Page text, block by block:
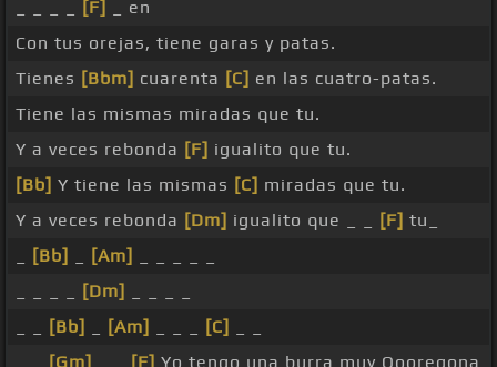
[F]
_ en
Con tus orejas, tiene garas y patas.
Tienes [Bbm] cuarenta [C] en las cuatro-patas.
Tiene las mismas miradas que tu.
Y a veces rebonda [F] igualito que tu.
[Bb] Y tiene las mismas [C] miradas que tu.
Y a veces rebonda [Dm] igualito que _ _ [F] tu_
[Bb] [Am]
[Dm]
[Bb] [Am] [C]
[Gm] [F] Yo tengo una burra muy Oooregona